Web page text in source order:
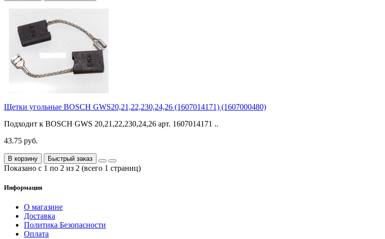
Щетки угольные BOSCH GWS20,21,22,230,24,26 (1607014171) (1607000480)
Подходит к BOSCH GWS 20,21,22,230,24,26 арт. 1607014171 ..
43.75 руб.
В корзину Быстрый заказ
Показано с 1 по 2 из 2 (всего 1 страниц)
Информация
О магазине
Доставка
Политика Безопасности
Оплата